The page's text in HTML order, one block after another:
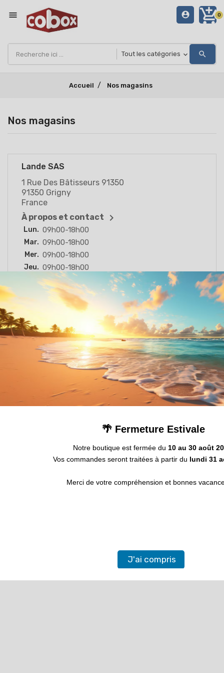
menu add_shopping_cart0
account_circle
search
Accueil Nos magasins
Nos magasins
Lande SAS
1 Rue Des Bâtisseurs 91350
91350 Grigny
France
À propos et contact

Lun. 09h00-18h00
Mar. 09h00-18h00
Mer. 09h00-18h00
Jeu. 09h00-18h00
Ven. 09h00-18h00
Fermé
Fermé
Social Follow 
© 2026 - Logiciel de commerce
🌴 Fermeture Estivale
Notre boutique est fermée du 10 au 30 août
Vos commandes seront traitées à partir du lundi 31
Merci de votre compréhension et bonnes
J'ai compris